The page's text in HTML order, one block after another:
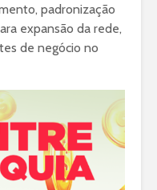
padronização
expansão da rede,
de negócio no